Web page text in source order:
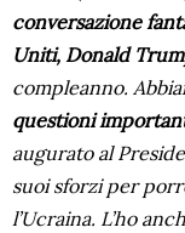
conversazione
Uniti, Donald
compleanno.
questioni
augurato al
suoi sforzi per
l’Ucraina. L’ho